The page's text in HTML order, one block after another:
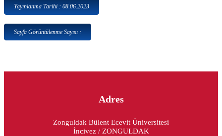
Yayınlanma Tarihi : 08.06.2023
Sayfa Görüntülenme Sayısı :
Adres
Zonguldak Bülent Ecevit Üniversitesi
İncivez / ZONGULDAK